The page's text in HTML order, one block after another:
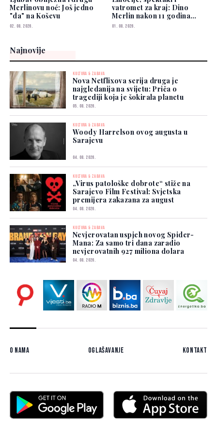
Merlinovu noć: Još jedno
"da" na Koševu
02. 08. 2026.
vatromet za kraj: Dino
Merlin nakon 11 godina
ponovo osvojio Koševo
01. 08. 2026.
Najnovije
KULTURA & ZABAVA
Nova Netflixova serija druga je
najgledanija na svijetu: Priča o
tragediji koja je šokirala planetu
05. 08. 2026.
KULTURA & ZABAVA
Woody Harrelson ovog augusta u
Sarajevu
04. 08. 2026.
KULTURA & ZABAVA
„Virus patološke dobrote“ stiže na
Sarajevo Film Festival: Svjetska
premijera zakazana za august
04. 08. 2026.
KULTURA & ZABAVA
Nevjerovatan uspjeh novog Spider-
Mana: Za samo tri dana zaradio
nevjerovatnih 927 miliona dolara
04. 08. 2026.
O nama Oglašavanje Kontakt